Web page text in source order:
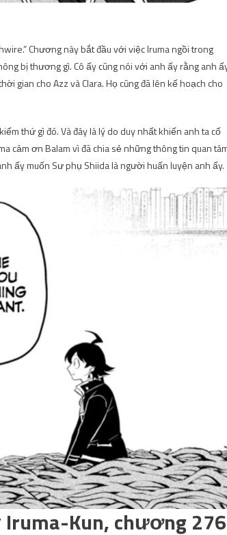
Chương này bắt đầu với việc Iruma ngồi trong
bị thương gì. Cô ấy cũng nói với anh ấy rằng anh
gian cho Azz và Clara. Họ cũng đã lên kế hoạch cho
thứ gì đó. Và đây là lý do duy nhất khiến anh ta cố
cảm ơn Balam vì đã chia sẻ những thông tin quan
ấy muốn Sư phụ Shiida là người huấn luyện anh ấy.
Kun, chương